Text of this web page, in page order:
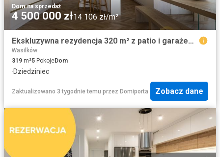
Dom·na sprzedaż
4 500 000 zł14 106 zł/m²
Ekskluzywna rezydencja 320 m² z patio i garażem polecam
Wasilków
319 m²5 PokojeDom
·Dziedziniec
Zaktualizowano 3 tygodnie temu przez Domiporta Zobacz dane